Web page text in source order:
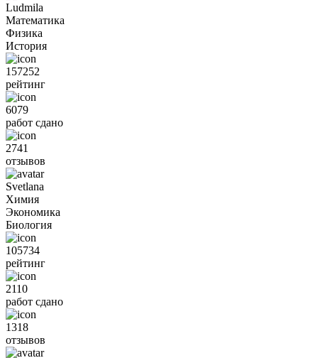
Ludmila
Математика
Физика
История
157252
рейтинг
6079
работ сдано
2741
отзывов
Svetlana
Химия
Экономика
Биология
105734
рейтинг
2110
работ сдано
1318
отзывов